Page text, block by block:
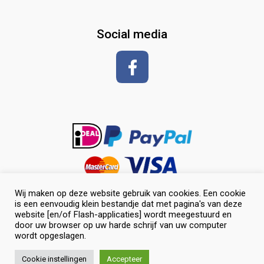
vlechten en toiletteren
Social media
makendoor Chuck's
Wij maken op deze website gebruik van cookies. Een cookie
is een eenvoudig klein bestandje dat met pagina's van deze
website [en/of Flash-applicaties] wordt meegestuurd en
door uw browser op uw harde schrijf van uw computer
wordt opgeslagen.
Cookie instellingen Accepteer